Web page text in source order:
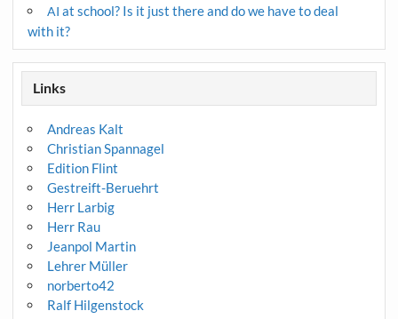
AI at school? Is it just there and do we have to deal
with it?
Links
Andreas Kalt
Christian Spannagel
Edition Flint
Gestreift-Beruehrt
Herr Larbig
Herr Rau
Jeanpol Martin
Lehrer Müller
norberto42
Ralf Hilgenstock